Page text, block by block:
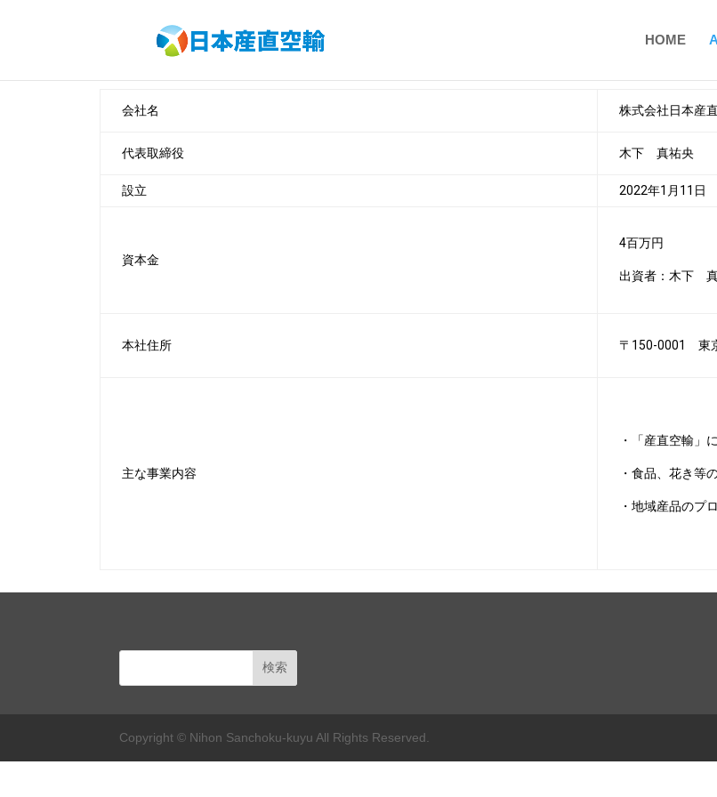
HOME
会社名 株式会社日本産
代表取締役 木下 真祐央
設立 2022年1月11日
資本金
4百万円
出資者：木下
本社住所 〒150-0001 東
主な事業内容
・「産直空輸」
・食品、花き等
・地域産品のプ
Copyright © Nihon Sanchoku-kuyu All Rights Reserved.